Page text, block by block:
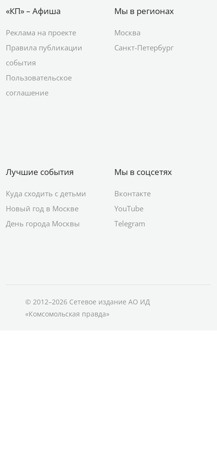
«КП» – Афиша
Реклама на проекте
Правила публикации
события
Пользовательское
соглашение
Мы в регионах
Москва
Санкт-Петербург
Лучшие события
Куда сходить с детьми
Новый год в Москве
День города Москвы
Мы в соцсетях
Вконтакте
YouTube
Telegram
© 2012–2026 Сетевое издание АО ИД
«Комсомольская правда»